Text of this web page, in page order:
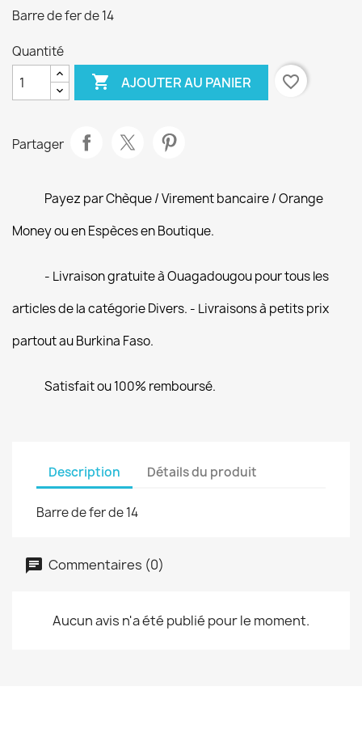
Barre de fer de 14
Quantité
 AJOUTER AU PANIER favorite_border
Partager
Payez par Chèque / Virement bancaire / Orange
Money ou en Espèces en Boutique.
- Livraison gratuite à Ouagadougou pour tous les
articles de la catégorie Divers. - Livraisons à petits prix
partout au Burkina Faso.
Satisfait ou 100% remboursé.
Description Détails du produit
Barre de fer de 14
Commentaires (0)
Aucun avis n'a été publié pour le moment.